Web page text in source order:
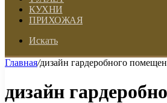
КУХНИ
ПРИХОЖАЯ
Искать
Главная/дизайн гардеробного
дизайн